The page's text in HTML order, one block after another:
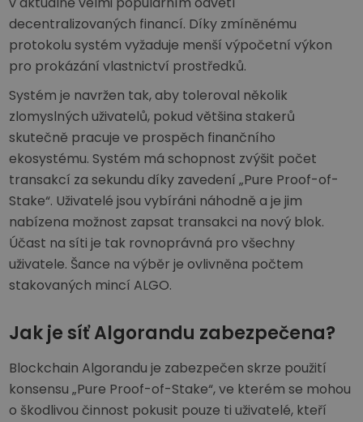
decentralizovaných financí. Díky zmíněnému
protokolu systém vyžaduje menší výpočetní výkon
pro prokázání vlastnictví prostředků.
Systém je navržen tak, aby toleroval několik
zlomyslných uživatelů, pokud většina stakerů
skutečně pracuje ve prospěch finančního
ekosystému. Systém má schopnost zvýšit počet
transakcí za sekundu díky zavedení „Pure Proof-of-
Stake“. Uživatelé jsou vybíráni náhodně a je jim
nabízena možnost zapsat transakci na nový blok.
Účast na síti je tak rovnoprávná pro všechny
uživatele. Šance na výběr je ovlivněna počtem
stakovaných mincí ALGO.
Jak je síť Algorandu zabezpečena?
Blockchain Algorandu je zabezpečen skrze použití
konsensu „Pure Proof-of-Stake“, ve kterém se mohou
o škodlivou činnost pokusit pouze ti uživatelé, kteří